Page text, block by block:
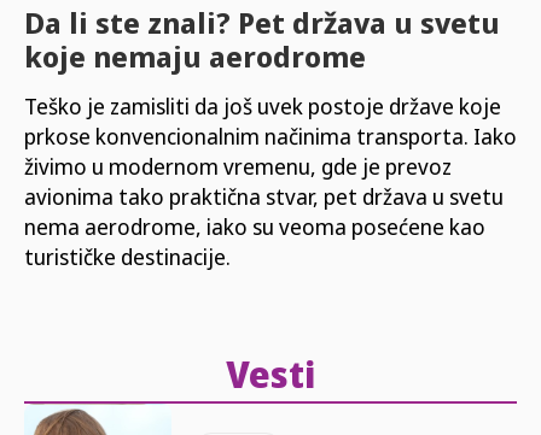
Da li ste znali? Pet država u svetu
koje nemaju aerodrome
Teško je zamisliti da još uvek postoje države koje
prkose konvencionalnim načinima transporta. Iako
živimo u modernom vremenu, gde je prevoz
avionima tako praktična stvar, pet država u svetu
nema aerodrome, iako su veoma posećene kao
turističke destinacije.
Vesti